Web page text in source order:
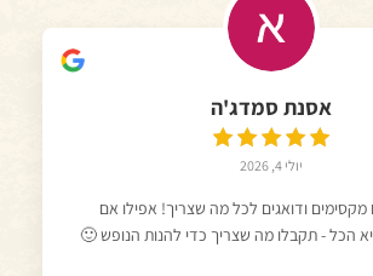
אסנת סמדג'ה
יולי 4, 2026
ודואגים לכל מה שצריך! אפילו אם
הכל - תקבלו מה שצריך כדי להנות הנופש 🙂